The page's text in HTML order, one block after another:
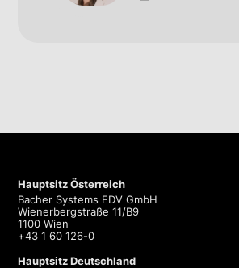
Hauptsitz Österreich
Bacher Systems EDV GmbH
Wienerbergstraße 11/B9
1100 Wien
+43 1 60 126-0
Hauptsitz Deutschland